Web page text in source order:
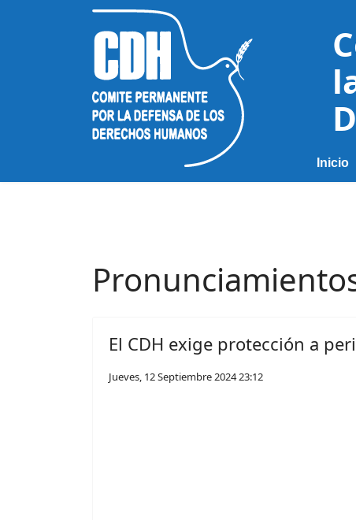
Inicio
El CDH exige protección a
Jueves, 12 Septiembre 2024 23:12